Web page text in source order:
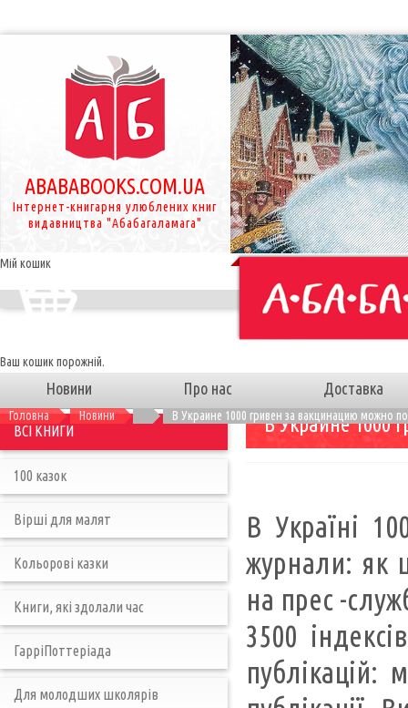
ABABABOOKS.COM.UA
Інтернет-книгарня улюблених книг
видавництва "Абабагаламага"
Мій кошик
Ваш кошик порожній.
Новини Про нас Доставка
Головна Новини В Украине 1000 гривен за вакцинацию можно
В Украине 1000
В Україні
журнали: як
на прес -
3500
публікацій:
ВСІ КНИГИ
100 казок
Вірші для малят
Кольорові казки
Книги, які здолали час
ГарріПоттеріада
Для молодших школярів